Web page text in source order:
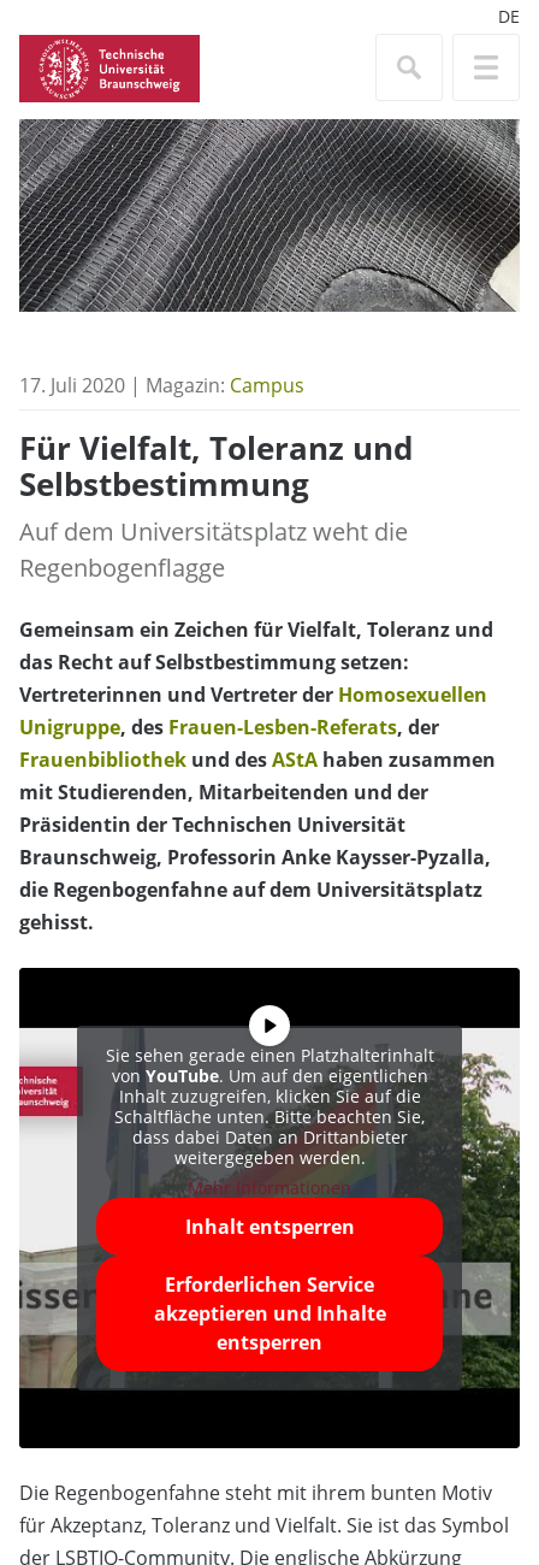
DE
17. Juli 2020 | Magazin: Campus
Für Vielfalt, Toleranz und
Selbstbestimmung
Auf dem Universitätsplatz weht die
Regenbogenflagge
Gemeinsam ein Zeichen für Vielfalt, Toleranz und
das Recht auf Selbstbestimmung setzen:
Vertreterinnen und Vertreter der Homosexuellen
Unigruppe, des Frauen-Lesben-Referats, der
Frauenbibliothek und desAStA haben zusammen
mit Studierenden, Mitarbeitenden und der
Präsidentin der Technischen Universität
Braunschweig, Professorin Anke Kaysser-Pyzalla,
die Regenbogenfahne auf dem Universitätsplatz
gehisst.
Sie sehen gerade einen Platzhalterinhalt
von YouTube. Um auf den eigentlichen
Inhalt zuzugreifen, klicken Sie auf die
Schaltfläche unten. Bitte beachten Sie,
dass dabei Daten an Drittanbieter
weitergegeben werden.
Mehr Informationen
Inhalt entsperren
Erforderlichen Service
akzeptieren und Inhalte
entsperren
Die Regenbogenfahne steht mit ihrem bunten Motiv
für Akzeptanz, Toleranz und Vielfalt. Sie ist das Symbol
der LSBTIQ-Community. Die englische Abkürzung